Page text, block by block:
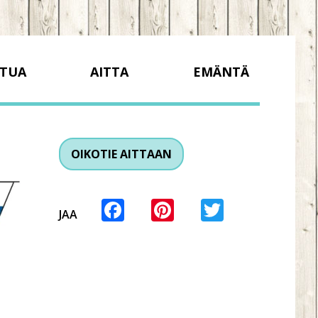
AITTA EMÄNTÄ
OIKOTIE AITTAAN
JAA Facebook
PinterestTwitter